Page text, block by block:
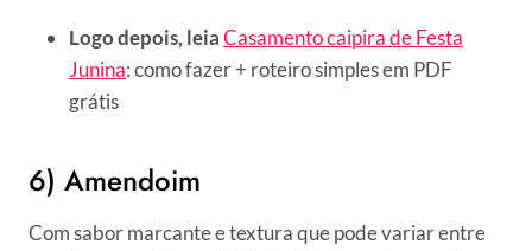
Logo depois, leiaCasamento caipira de Festa
Junina: como fazer + roteiro simples em PDF
grátis
6) Amendoim
Com sabor marcante e textura que pode variar entre